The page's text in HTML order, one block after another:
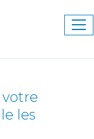
votre
les